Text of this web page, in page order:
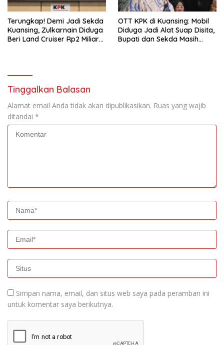
Terungkap! Demi Jadi Sekda
Kuansing, Zulkarnain Diduga
Beri Land Cruiser Rp2 Miliar
OTT KPK di Kuansing: Mobil
Diduga Jadi Alat Suap Disita,
Bupati dan Sekda Masih
Tinggalkan Balasan
Alamat email Anda tidak akan dipublikasikan. Ruas yang wajib
ditandai *
Simpan nama, email, dan situs web saya pada peramban ini
untuk komentar saya berikutnya.